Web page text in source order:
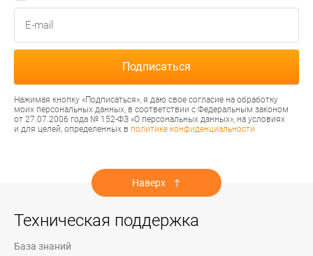
Нажимая кнопку «Подписаться», я даю свое согласие на обработку
моих персональных данных, в соответствии с Федеральным законом
от 27.07.2006 года № 152-ФЗ «О персональных данных», на условиях
и для целей, определенных в политике конфиденциальности
Наверх
Техническая поддержка
База знаний